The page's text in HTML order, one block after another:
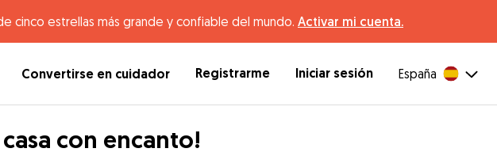
cinco estrellas más grande y confiable del mundo. Activar mi cuenta.
Convertirse en cuidador Registrarme Iniciar sesión España
con encanto!